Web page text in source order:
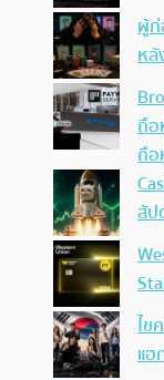
ผู้ก่
หลั
ถือ
ถือ
สัป
ไข
แฮ